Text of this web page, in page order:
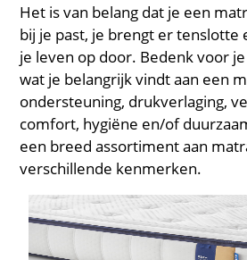
Het is van belang dat je een
bij je past, je brengt er tenslotte
je leven op door. Bedenk voor
wat je belangrijk vindt aan een
ondersteuning, drukverlaging,
comfort, hygiëne en/of
een breed assortiment aan
verschillende kenmerken.